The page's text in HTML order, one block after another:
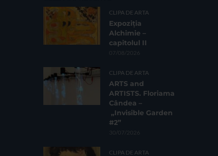
CLIPA DE ARTA
Expoziția
Alchimie –
capitolul II
07/08/2026
CLIPA DE ARTA
ARTS and
ARTISTS. Floriama
Cândea –
„Invisible Garden
#2”
30/07/2026
CLIPA DE ARTA